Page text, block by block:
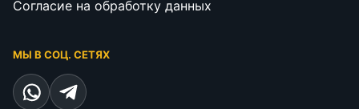
Согласие на обработку данных
МЫ В СОЦ. СЕТЯХ